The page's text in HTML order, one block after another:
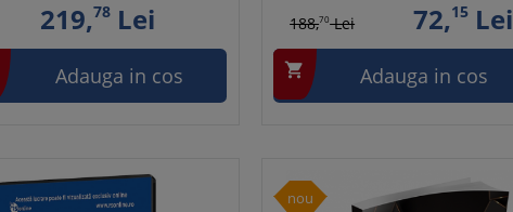
219,78Lei
Adauga in cos
188,70Lei 72,15Lei
 Adauga in cos
nou